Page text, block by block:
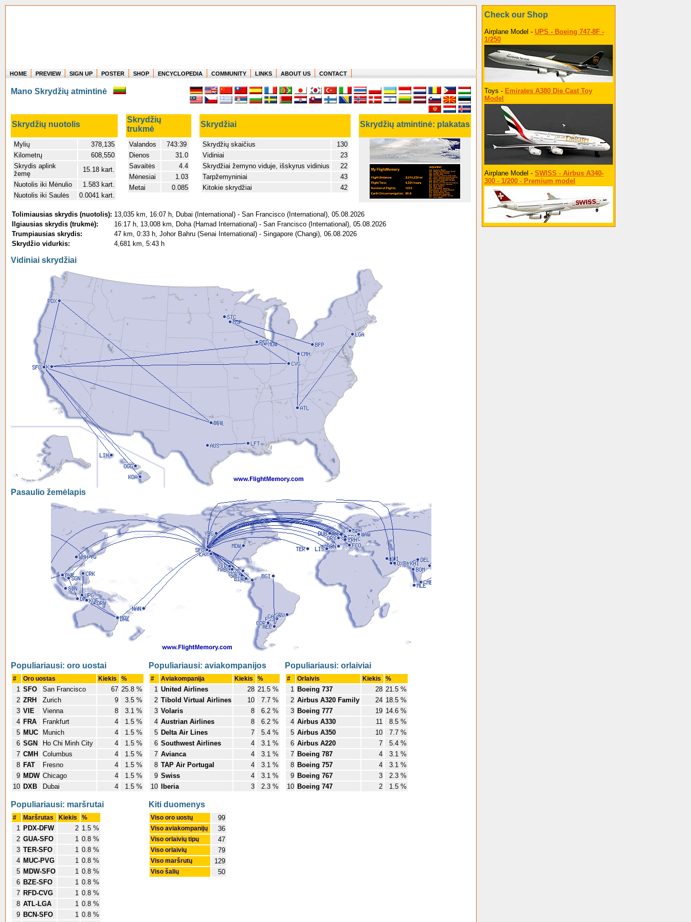
Where in the world have you flown?
How long have you been in the air?
Create your own FlightMemory and see!
HOME PREVIEW SIGN UP POSTER SHOP ENCYCLOPEDIA COMMUNITY LINKS ABOUT US CONTACT
Mano Skrydžių atmintinė
Skrydžių nuotolis
Skrydžių
trukmė
Skrydžiai Skrydžių atmintinė: plakatas
Mylių
378,135
Kilometrų
608,550
Skrydis aplink
žemę
15.18 kart.
Nuotolis iki Mėnulio
1.583 kart.
Nuotolis iki Saulės
0.0041 kart.
Valandos
743:39
Dienos
31.0
Savaitės
4.4
Mėnesiai
1.03
Metai
0.085
Skrydžių skaičius
130
Vidiniai
23
Skrydžiai žemyno viduje, išskyrus vidinius
22
Tarpžemyniniai
43
Kitokie skrydžiai
42
Tolimiausias skrydis (nuotolis): 13,035 km, 16:07 h, Dubai (International) - San Francisco (International), 05.08.2026
Ilgiausias skrydis (trukmė):
16:17 h, 13,008 km, Doha (Hamad International) - San Francisco (International), 05.08.2026
Trumpiausias skrydis:
47 km, 0:33 h, Johor Bahru (Senai International) - Singapore (Changi), 06.08.2026
Skrydžio vidurkis:
4,681 km, 5:43 h
Vidiniai skrydžiai
Pasaulio žemėlapis
Populiariausi: oro uostai
# Oro uostas Kiekis %
1 SFO San Francisco 67 25.8 %
2 ZRH Zurich 9
3.5 %
3 VIE Vienna 8
3.1 %
4 FRA Frankfurt 4
1.5 %
5 MUC Munich 4
1.5 %
6 SGN Ho Chi Minh City 4
1.5 %
7 CMH Columbus 4
1.5 %
8 FAT Fresno 4
1.5 %
9 MDW Chicago 4
1.5 %
10 DXB Dubai 4 1.5 %
Populiariausi: aviakompanijos
# Aviakompanija Kiekis %
1 United Airlines 28 21.5 %
2 Tibold Virtual Airlines 10
7.7 %
3 Volaris 8
6.2 %
4 Austrian Airlines 8
6.2 %
5 Delta Air Lines 7
5.4 %
6 Southwest Airlines 4
3.1 %
7 Avianca 4
3.1 %
8 TAP Air Portugal 4
3.1 %
9 Swiss 4
3.1 %
10
Iberia 3 2.3 %
Populiariausi: orlaiviai
# Orlaivis Kiekis %
1 Boeing 737 28 21.5 %
2 Airbus A320 Family 24 18.5 %
3 Boeing 777 19 14.6 %
4 Airbus A330 11
8.5 %
5 Airbus A350 10
7.7 %
6 Airbus A220 7
5.4 %
7 Boeing 787 4
3.1 %
8 Boeing 757 4
3.1 %
9 Boeing 767 3
2.3 %
10 Boeing 747 2 1.5 %
Populiariausi: maršrutai
# Maršrutas Kiekis %
1 PDX-DFW 2 1.5 %
2 GUA-SFO 1 0.8 %
3 TER-SFO 1 0.8 %
4 MUC-PVG 1 0.8 %
5 MDW-SFO 1 0.8 %
6 BZE-SFO 1 0.8 %
7 RFD-CVG 1 0.8 %
8 ATL-LGA 1 0.8 %
9 BCN-SFO 1 0.8 %
Kiti duomenys
Viso oro uostų 99
Viso aviakompanijų 36
Viso orlaivių tipų 47
Viso orlaivių 79
Viso maršrutų 129
Viso šalių 50
Check our Shop
Airplane Model - UPS - Boeing 747-8F -
1/250
Toys - Emirates A380 Die Cast Toy
Model
Airplane Model - SWISS - Airbus A340-
300 - 1/200 - Premium model